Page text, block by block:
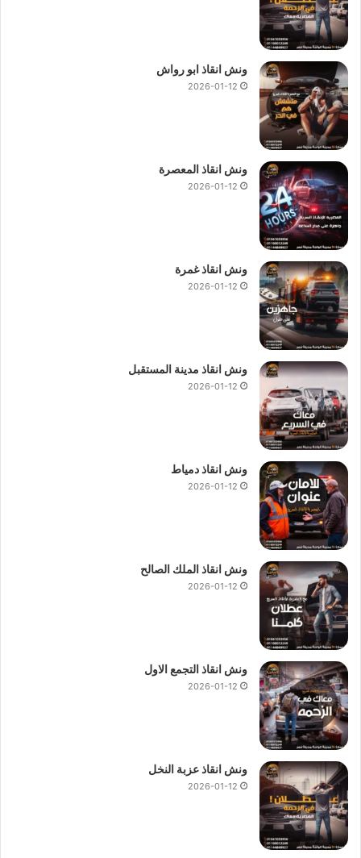
ونش انقاذ ابو رواش
2026-01-12
ونش انقاذ المعصرة
2026-01-12
ونش انقاذ غمرة
2026-01-12
ونش انقاذ مدينة المستقبل
2026-01-12
ونش انقاذ دمياط
2026-01-12
ونش انقاذ الملك الصالح
2026-01-12
ونش انقاذ التجمع الاول
2026-01-12
ونش انقاذ عزبة النخل
2026-01-12